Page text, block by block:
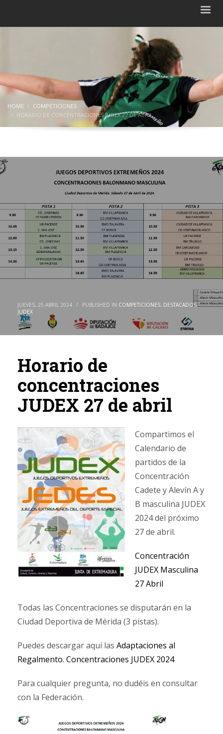
HOME
COMPETICIONES
HORARIO DE CONCENTRACIONES JUDEX 27 DE ABRIL
Horario de concentraciones JUDEX 27
JUEVES, 25 ABRIL 2024 / PUBLISHED IN COMPETICIONES, DESTACADOS,
JUDEX
Horario de
concentraciones
JUDEX 27 de abril
Compartimos el
Calendario de
partidos de la
Concentración
Cadete y Alevín A y
B masculina JUDEX
2024 del próximo
27 de abril.
Concentración
JUDEX Masculina
27 Abril
Todas las Concentraciones se disputarán en la
Ciudad Deportiva de Mérida (3 pistas).
Puedes descargar aquí las Adaptaciones al
Regalmento. Concentraciones JUDEX 2024
Para cualquier pregunta, no dudéis en consultar
con la Federación.